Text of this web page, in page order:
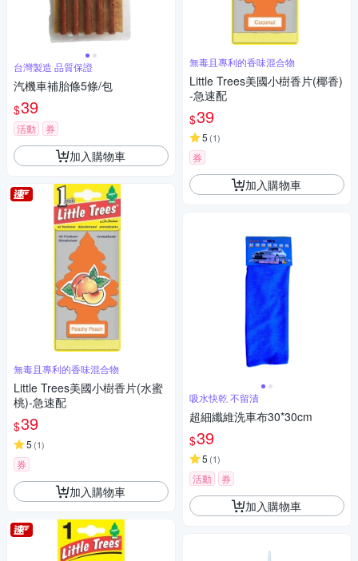
台灣製造 品質保證
汽機車補胎條5條/包
$39
活動 券
加入購物車
無毒且專利的香味混合物
Little Trees美國小樹香片(水蜜
桃)-急速配
$39
5 (1)
券
加入購物車
無毒且專利的香味混合物
Little Trees美國小樹香片(椰香)
-急速配
$39
5 (1)
券
加入購物車
吸水快乾 不留漬
超細纖維洗車布30*30cm
$39
5 (1)
活動 券
加入購物車